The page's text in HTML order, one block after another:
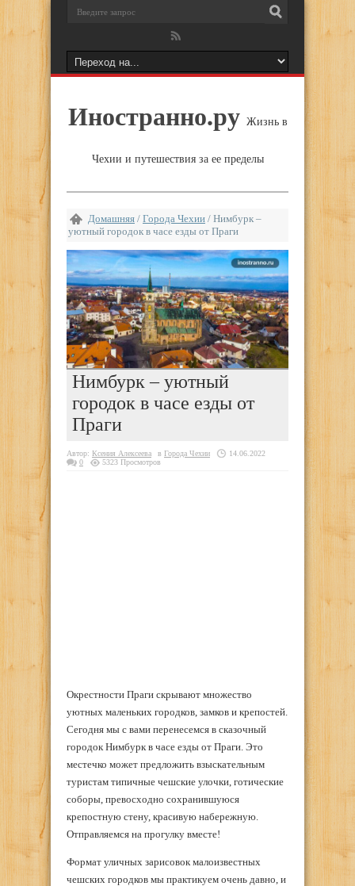
Иностранно.ру Жизнь в
Чехии и путешествия за ее пределы
Домашняя / Города Чехии / Нимбурк –
уютный городок в часе езды от Праги
Нимбурк – уютный
городок в часе езды от
Праги
Автор: Ксения Алексеева в Города Чехии
14.06.2022
0
5323 Просмотров
Окрестности Праги скрывают множество
уютных маленьких городков, замков и крепостей.
Сегодня мы с вами перенесемся в сказочный
городок Нимбурк в часе езды от Праги. Это
местечко может предложить взыскательным
туристам типичные чешские улочки, готические
соборы, превосходно сохранившуюся
крепостную стену, красивую набережную.
Отправляемся на прогулку вместе!
Формат уличных зарисовок малоизвестных
чешских городков мы практикуем очень давно, и